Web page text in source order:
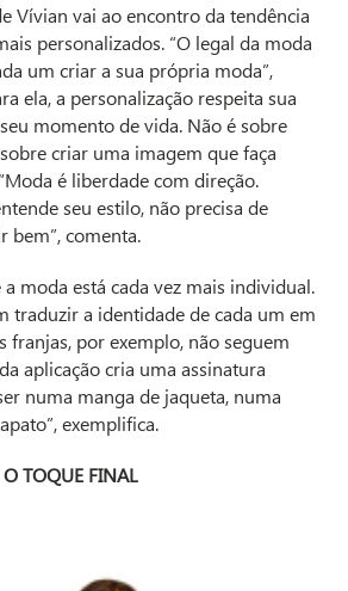
Vívian vai ao encontro da tendência
personalizados. “O legal da moda
um criar a sua própria moda”,
ela, a personalização respeita sua
momento de vida. Não é sobre
criar uma imagem que faça
é liberdade com direção.
seu estilo, não precisa de
bem”, comenta.
moda está cada vez mais individual.
traduzir a identidade de cada um em
franjas, por exemplo, não seguem
aplicação cria uma assinatura
numa manga de jaqueta, numa
exemplifica.
TOQUE FINAL